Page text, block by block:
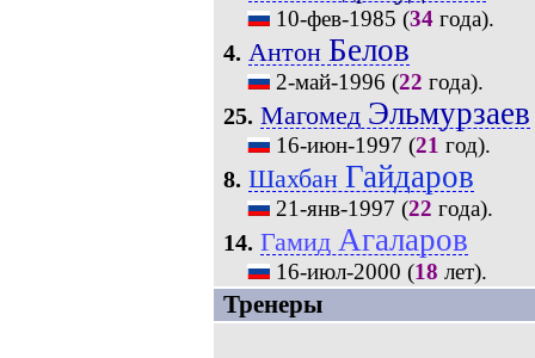
10-фев-1985 (34года).
4. Антон Белов
2-май-1996 (22 года).
25. Магомед Эльмурзаев
16-июн-1997 (21 год).
8. Шахбан Гайдаров
21-янв-1997 (22 года).
14. Гамид Агаларов
16-июл-2000 (18 лет).
Тренеры